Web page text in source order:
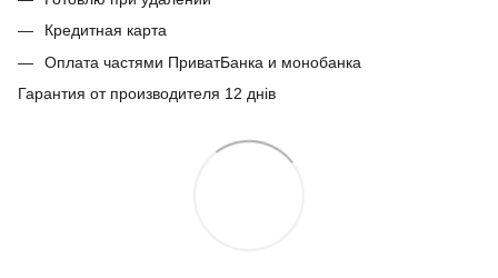
Кредитная карта
Оплата частями ПриватБанка и монобанка
Гарантия от производителя 12 днів